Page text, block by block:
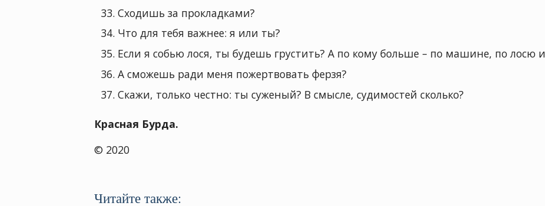
Сходишь за прокладками?
Что для тебя важнее: я или ты?
Если я собью лося, ты будешь грустить? А по кому больше – по машине, по лосю
А сможешь ради меня пожертвовать ферзя?
Скажи, только честно: ты суженый? В смысле, судимостей сколько?
Красная Бурда.
© 2020
Читайте также: